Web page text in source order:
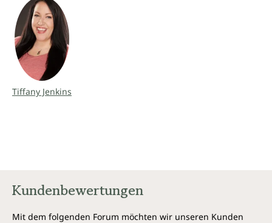
Tiffany Jenkins
Kundenbewertungen
Mit dem folgenden Forum möchten wir unseren Kunden